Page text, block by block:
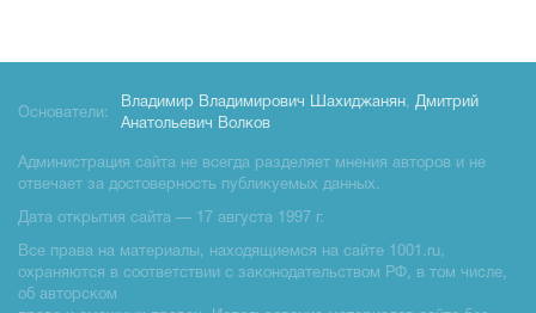
Основатели:
Владимир Владимирович Шахиджанян, Дмитрий
Анатольевич Волков
Администрация сайта не всегда разделяет мнения авторов и не
отвечает за достоверность публикуемых данных.
Дата открытия сайта — 17 августа 1997 г.
Все права на материалы, находящиемся на сайте 1001.ru,
охраняются в соответствии с законодательством РФ, в том числе,
об авторском